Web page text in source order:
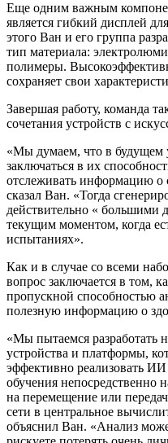
Еще одним важным
является гибкий дисплей
этого Ван и его группа
тип материала:
полимеры.
сохраняет свои
Завершая работу, команда
сочетания устройств с
«Мы думаем, что в будущем
заключаться в их
отслеживать информацию о
сказал Ван. «Тогда
действительно « большими
текущим моментом, когда
испытаниях».
Как и в случае со всеми
вопрос заключается в том,
пропускной способностью
полезную информацию о
«Мы пытаемся разработать
устройства и платформы,
эффективно реализовать
обучения непосредственно
на перемещение или
сети в центральное
объяснил Ван. «Анализ